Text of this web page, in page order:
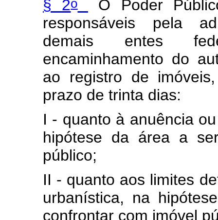
§ 2o
O Poder
responsáveis pela
demais entes
encaminhamento do
ao registro de
prazo de trinta dias:
I - quanto à anuência
hipótese da área a
público;
II - quanto aos limites
urbanística, na
confrontar com imóvel